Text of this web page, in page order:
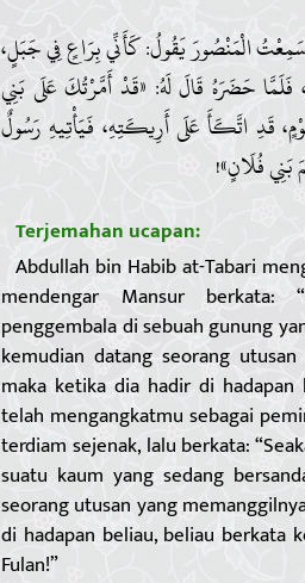
الْمَنْصُورَ يَقُولُ: كَأَنِّي بِرَاعٍ فِي جَبَلٍ،
فَلَمَّا حَضَرَهُ قَالَ لَهُ: «قَدْ أَمَّرْتُكَ عَلَى بَنِي
قَدِ اتَّكَأَ عَلَى أَرِيكَتِهِ، فَيَأْتِيهِ رَسُولٌ
بَنِي فُلَانٍ»!
Terjemahan ucapan:
Abdullah bin Habib at-Tabari
mendengar Mansur berkata:
penggembala di sebuah gunung
kemudian datang seorang
maka ketika dia hadir di hadapan
telah mengangkatmu sebagai
terdiam sejenak, lalu berkata:
suatu kaum yang sedang
seorang utusan yang
di hadapan beliau, beliau berkata
Fulan!”